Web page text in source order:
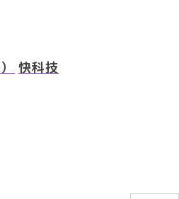
快科技